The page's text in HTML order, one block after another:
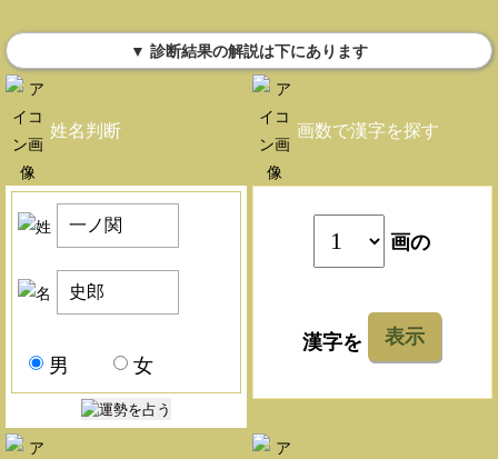
▼ 診断結果の解説は下にあります
姓名判断
男 女
画数で漢字を探す
画の
漢字を 表示